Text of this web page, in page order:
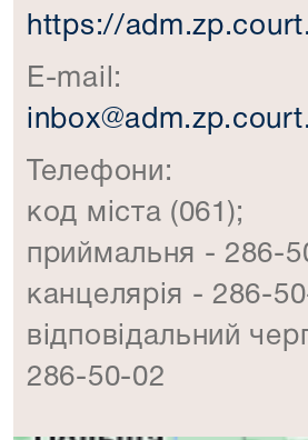
https://
E-mail:
Телефони:
код міста (061);
приймальня - 286-
канцелярія - 286-
відповідальний
286-50-02